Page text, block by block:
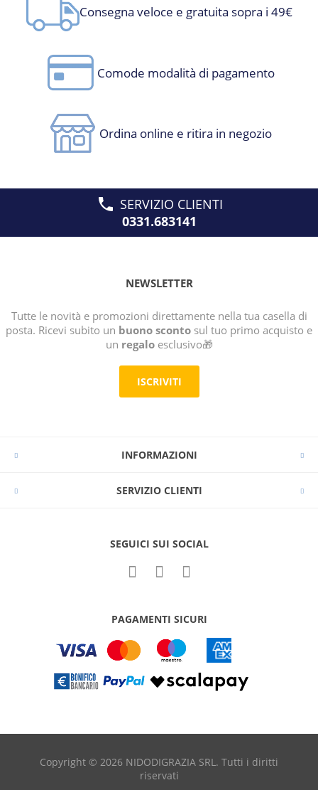
Consegna veloce e gratuita sopra i 49€
Comode modalità di pagamento
Ordina online e ritira in negozio
SERVIZIO CLIENTI
0331.683141
NEWSLETTER
Tutte le novità e promozioni direttamente nella tua casella di
posta. Ricevi subito un buono sconto sul tuo primo acquisto e
un regaloesclusivo🎁
ISCRIVITI
INFORMAZIONI
SERVIZIO CLIENTI
SEGUICI SUI SOCIAL
PAGAMENTI SICURI
Copyright © 2026 NIDODIGRAZIA SRL. Tutti i diritti
riservati